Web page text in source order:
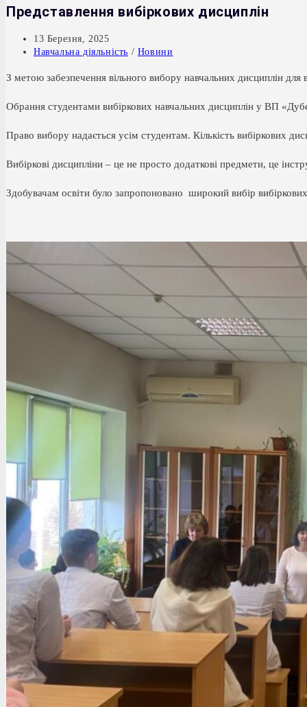
search
Представлення вибіркових дисциплін
Запис
опубліковано:
13 Березня, 2025
Категорія
Навчальна діяльність / Новини
З метою забезпечення вільного вибору навчальних дисциплін для
Обрання студентами вибіркових навчальних дисциплін у ВП
Право вибору надається усім студентам. Кількість вибіркових
Вибіркові дисципліни – це не просто додаткові предмети, це
Здобувачам освіти було запропоновано широкий вибір